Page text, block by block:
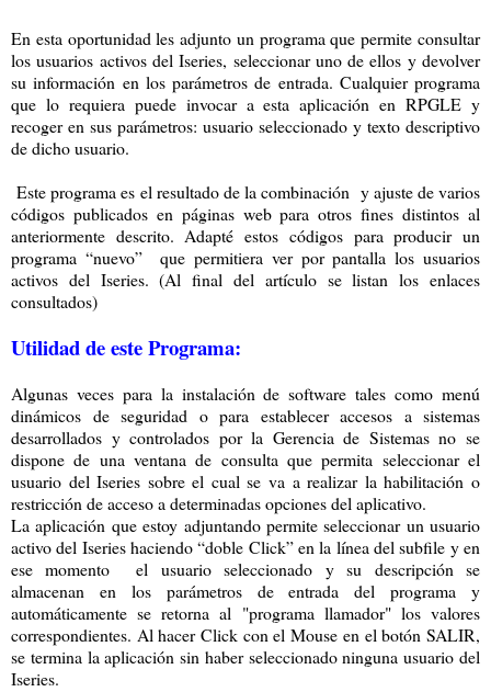
En esta oportunidad les adjunto un programa que permite consultar
los usuarios activos del Iseries, seleccionar uno de ellos y devolver
su información en los parámetros de entrada. Cualquier programa
que lo requiera puede invocar a esta aplicación en RPGLE y
recoger en sus parámetros: usuario seleccionado y texto descriptivo
de dicho usuario.
Este programa es el resultado de la combinación y ajuste de varios
códigos publicados en páginas web para otros fines distintos al
anteriormente descrito. Adapté estos códigos para producir un
programa “nuevo” que permitiera ver por pantalla los usuarios
activos del Iseries. (Al final del artículo se listan los enlaces
consultados)
Utilidad de este Programa:
Algunas veces para la instalación de software tales como menú
dinámicos de seguridad o para establecer accesos a sistemas
desarrollados y controlados por la Gerencia de Sistemas no se
dispone de una ventana de consulta que permita seleccionar el
usuario del Iseries sobre el cual se va a realizar la habilitación o
restricción de acceso a determinadas opciones del aplicativo.
La aplicación que estoy adjuntando permite seleccionar un usuario
activo del Iseries haciendo “doble Click” en la línea del subfile y en
ese momento el usuario seleccionado y su descripción se
almacenan en los parámetros de entrada del programa y
automáticamente se retorna al "programa llamador" los valores
correspondientes. Al hacer Click con el Mouse en el botón SALIR,
se termina la aplicación sin haber seleccionado ninguna usuario del
Iseries.